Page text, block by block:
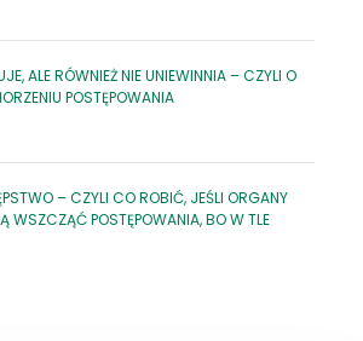
ALE RÓWNIEŻ NIE UNIEWINNIA – CZYLI O
POSTĘPOWANIA
– CZYLI CO ROBIĆ, JEŚLI ORGANY
WSZCZĄĆ POSTĘPOWANIA, BO W TLE